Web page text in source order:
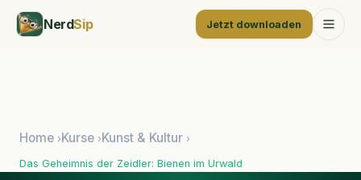
NerdSip Jetzt downloaden
Home ›Kurse ›Kunst & Kultur ›
Das Geheimnis der Zeidler: Bienen im Urwald